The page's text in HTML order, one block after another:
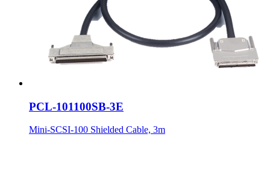
PCL-101100SB-3E
Mini-SCSI-100 Shielded Cable, 3m